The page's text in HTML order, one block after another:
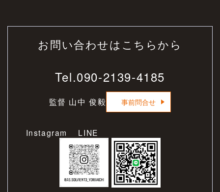
お問い合わせはこちらから
Tel.090-2139-4185
監督 山中 俊毅 事前問合せ
Instagram LINE